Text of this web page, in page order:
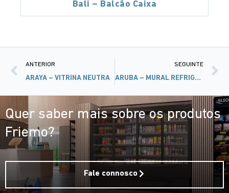
Bali – Balcão Caixa
ANTERIOR
ARAYA – VITRINA NEUTRA
SEGUINTE
ARUBA – MURAL REFRIGERADO COM LATERAL FECHADO
Quer saber mais sobre os produtos
Friemo?
Fale connosco